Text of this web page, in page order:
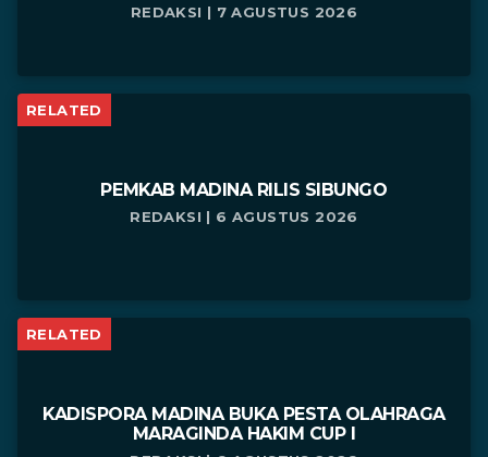
REDAKSI | 7 AGUSTUS 2026
RELATED
PEMKAB MADINA RILIS SIBUNGO
REDAKSI | 6 AGUSTUS 2026
RELATED
KADISPORA MADINA BUKA PESTA OLAHRAGA
MARAGINDA HAKIM CUP I